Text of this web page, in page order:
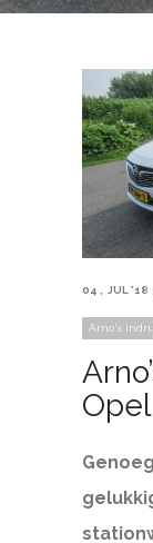
04 JUL '18
Arno's